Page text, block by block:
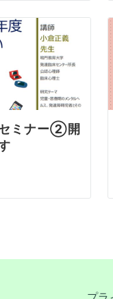
ミナー②開